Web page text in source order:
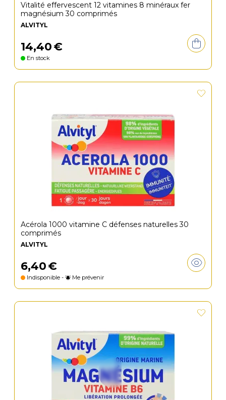
Vitalité effervescent 12 vitamines 8 minéraux fer
magnésium 30 comprimés
ALVITYL
14,40€
En stock
Acérola 1000 vitamine C défenses naturelles 30
comprimés
ALVITYL
6,40€
Indisponible - Me prévenir